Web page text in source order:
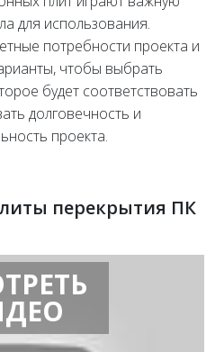
для использования.
потребности проекта и
чтобы выбрать
будет соответствовать
долговечность и
проекта.
перекрытия ПК